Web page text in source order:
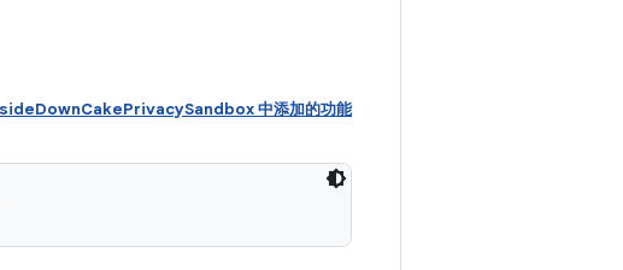
中添加的功能